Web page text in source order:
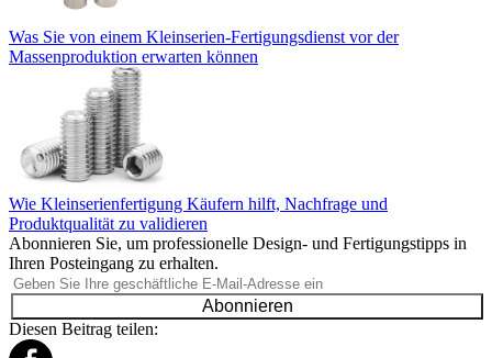
Was Sie von einem Kleinserien-Fertigungsdienst vor der
Massenproduktion erwarten können
Wie Kleinserienfertigung Käufern hilft, Nachfrage und
Produktqualität zu validieren
Abonnieren Sie, um professionelle Design- und Fertigungstipps in
Ihren Posteingang zu erhalten.
Abonnieren
Diesen Beitrag teilen: